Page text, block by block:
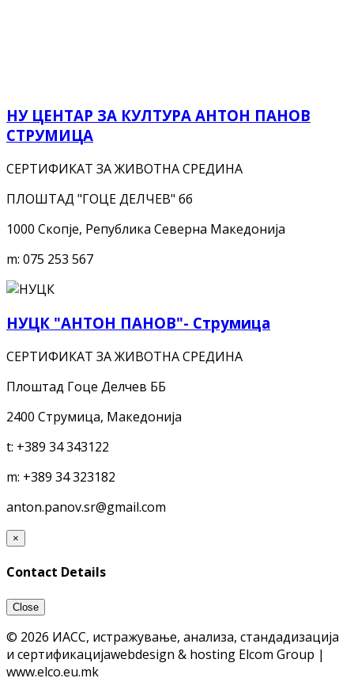
НУ ЦЕНТАР ЗА КУЛТУРА АНТОН ПАНОВ
СТРУМИЦА
СЕРТИФИКАТ ЗА ЖИВОТНА СРЕДИНА
ПЛОШТАД "ГОЦЕ ДЕЛЧЕВ" бб
1000 Скопје, Република Северна Македонија
m: 075 253 567
НУЦК "АНТОН ПАНОВ"- Струмица
СЕРТИФИКАТ ЗА ЖИВОТНА СРЕДИНА
Плоштад Гоце Делчев ББ
2400 Струмица, Македонија
t: +389 34 343122
m: +389 34 323182
anton.panov.sr@gmail.com
×
Contact Details
Close
© 2026 ИАСС, истражување, анализа, стандадизација
и сертификацијаwebdesign & hosting Elcom Group |
www.elco.eu.mk